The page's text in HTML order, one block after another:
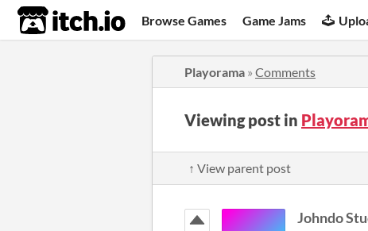
itch.io Browse Games Game Jams
Playorama » Comments
Viewing post in
↑ View parent post
Johndo